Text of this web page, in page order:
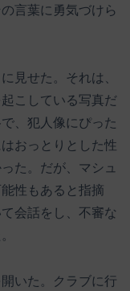
言葉に勇気づけら
見せた。それは、
こしている写真だ
、犯人像にぴった
おっとりとした性
た。だが、マシュ
性もあると指摘
会話をし、不審な
いた。クラブに行